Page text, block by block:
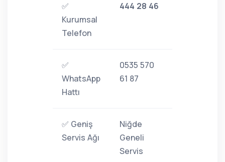
✅
Kurumsal
Telefon
444 28 46
✅
WhatsApp
Hattı
0535 570
61 87
✅ Geniş
Servis Ağı
Niğde
Geneli
Servis